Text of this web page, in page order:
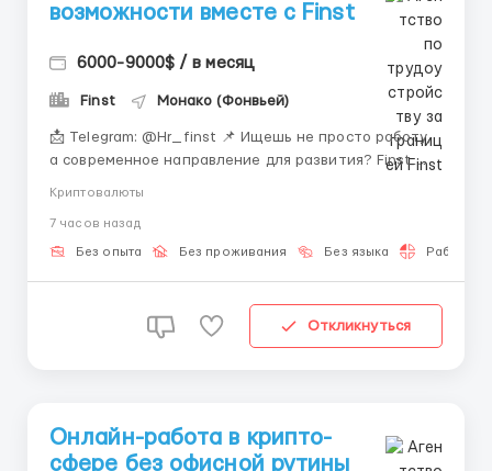
возможности вместе с Finst
6000-9000$ / в месяц
Finst Монако (Фонвьей)
📩 Telegram: @Hr_finst 📌 Ищешь не просто работу,
а современное направление для развития? Finst
особенной? Мы не требуем опыта или глубоких
знаний в криптовалютах. Главное — желание
Криптовалюты
7 часов назад
Без опыта Без проживания Без языка Работа
Откликнуться
Онлайн-работа в крипто-
сфере без офисной рутины